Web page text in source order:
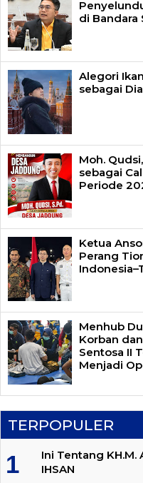
di Bandara
Alegori
sebagai
Moh.
sebagai
Periode
Ketua
Perang
Menhub
Korban
Sentosa II
Menjadi
TERPOPULER
Ini Tentang KH.M.
IHSAN